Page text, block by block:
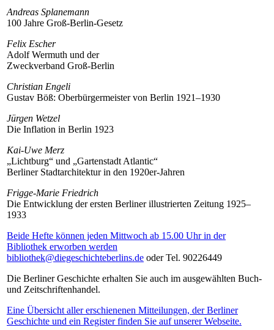
Andreas Splanemann
100 Jahre Groß-Berlin-Gesetz
Felix Escher
Adolf Wermuth und der
Zweckverband Groß-Berlin
Christian Engeli
Gustav Böß: Oberbürgermeister von Berlin 1921–1930
Jürgen Wetzel
Die Inflation in Berlin 1923
Kai-Uwe Merz
„Lichtburg“ und „Gartenstadt Atlantic“
Berliner Stadtarchitektur in den 1920er-Jahren
Frigge-Marie Friedrich
Die Entwicklung der ersten Berliner illustrierten Zeitung 1925–
1933
Beide Hefte können jeden Mittwoch ab 15.00 Uhr in der
Bibliothek erworben werden
bibliothek@diegeschichteberlins.de oder Tel. 90226449
Die Berliner Geschichte erhalten Sie auch im ausgewählten Buch-
und Zeitschriftenhandel.
Eine Übersicht aller erschienenen Mitteilungen, der Berliner
Geschichte und ein Register finden Sie auf unserer Webseite.